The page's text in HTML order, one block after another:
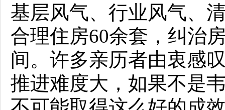
基层风气、行业风气、
合理住房60余套，纠治
间。许多亲历者由衷感
推进难度大，如果不是